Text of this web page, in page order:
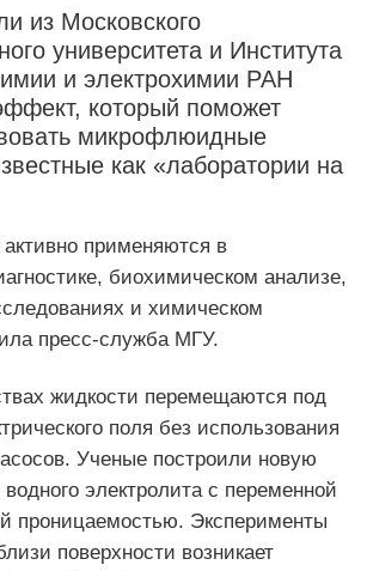
из Московского
университета и Института
и электрохимии РАН
который поможет
микрофлюидные
как «лаборатории на
применяются в
биохимическом анализе,
и химическом
пресс-служба МГУ.
жидкости перемещаются под
поля без использования
Ученые построили новую
электролита с переменной
проницаемостью. Эксперименты
поверхности возникает